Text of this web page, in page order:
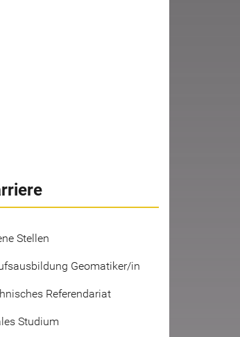
Stellen
Geomatiker/in
Referendariat
Studium